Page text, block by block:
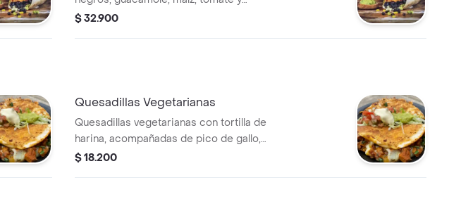
cebolla en tortilla de harina.
$ 32.900
Quesadillas Vegetarianas
Quesadillas vegetarianas con tortilla de
harina, acompañadas de pico de gallo,
guacamole y crema agria.
$ 18.200